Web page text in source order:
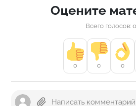
Оцените
Всего голосов: 0
0 0 0